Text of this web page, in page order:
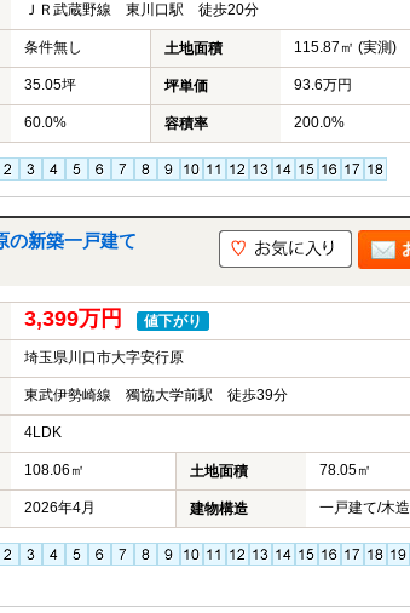
ＪＲ武蔵野線 東川口駅 徒歩20分
条件無し 土地面積 115.87㎡ (実測)
35.05坪 坪単価 93.6万円
60.0% 容積率 200.0%
の新築一戸建て
3,399万円 値下がり
埼玉県川口市大字安行原
東武伊勢崎線 獨協大学前駅 徒歩39分
4LDK
108.06㎡ 土地面積 78.05㎡
2026年4月 建物構造 一戸建て/木造